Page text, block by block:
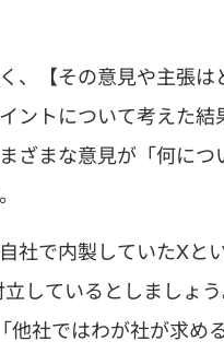
、【その意見や主張
ントについて考えた
ざまな意見が「何に
社で内製していたXと
しているとしましょ
社ではわが社が求め